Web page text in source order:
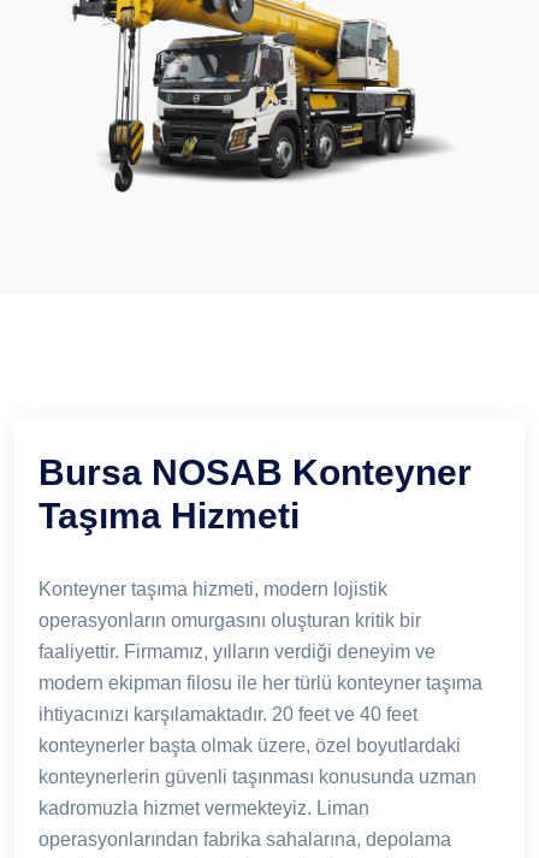
Bursa NOSAB Konteyner
Taşıma Hizmeti
Konteyner taşıma hizmeti, modern lojistik
operasyonların omurgasını oluşturan kritik bir
faaliyettir. Firmamız, yılların verdiği deneyim ve
modern ekipman filosu ile her türlü konteyner taşıma
ihtiyacınızı karşılamaktadır. 20 feet ve 40 feet
konteynerler başta olmak üzere, özel boyutlardaki
konteynerlerin güvenli taşınması konusunda uzman
kadromuzla hizmet vermekteyiz. Liman
operasyonlarından fabrika sahalarına, depolama